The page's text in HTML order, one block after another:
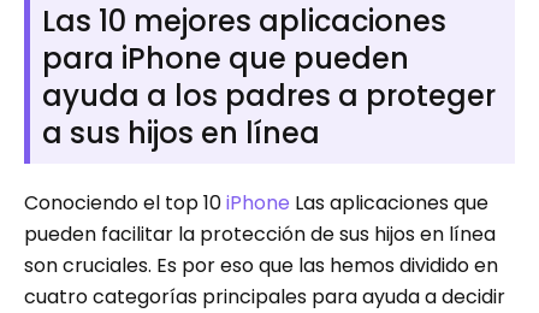
Las 10 mejores aplicaciones
para iPhone que pueden
ayuda a los padres a proteger
a sus hijos en línea
Conociendo el top 10iPhone Las aplicaciones que
pueden facilitar la protección de sus hijos en línea
son cruciales. Es por eso que las hemos dividido en
cuatro categorías principales para ayuda a decidir